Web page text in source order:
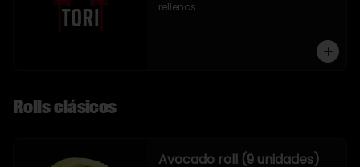
rellenos.
Rolls clásicos
Avocado roll (9 unidades)